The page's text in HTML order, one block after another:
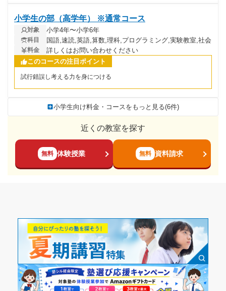
小学生の部（高学年） ※通常コース
対象 小学4年〜小学6年
科目 国語,速読,英語,算数,理科,プログラミング,実験教室,社会
料金
詳しくはお問い合わせください
このコースの注目ポイント
試行錯誤し考える力を身につける
小学生向け料金・コースをもっと見る(6件)
近くの教室を探す
無料 体験授業 無料 資料請求